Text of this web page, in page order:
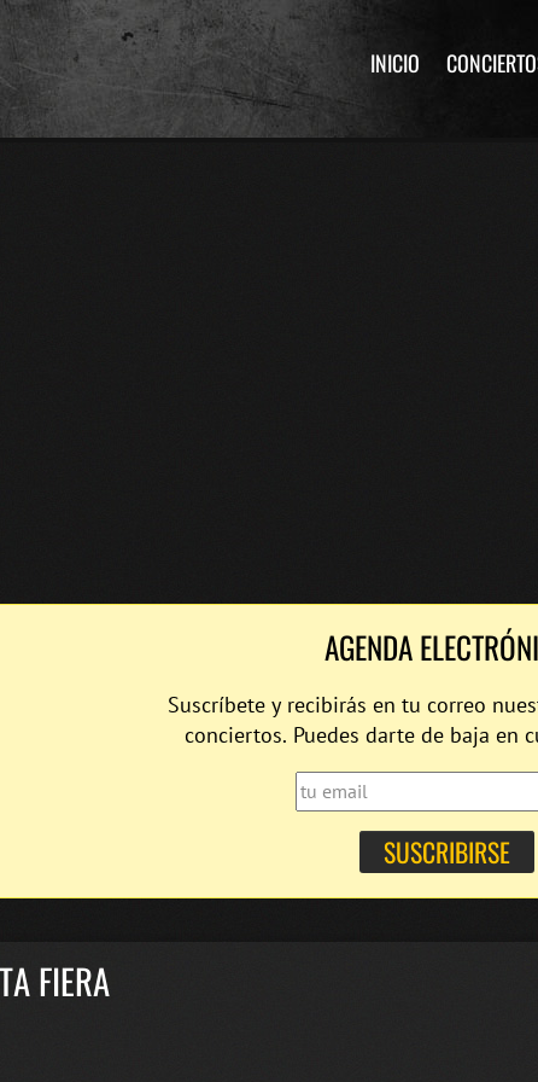
INICIO
AGENDA
Suscríbete y recibirás en tu correo
conciertos. Puedes darte de baja en
FIERA